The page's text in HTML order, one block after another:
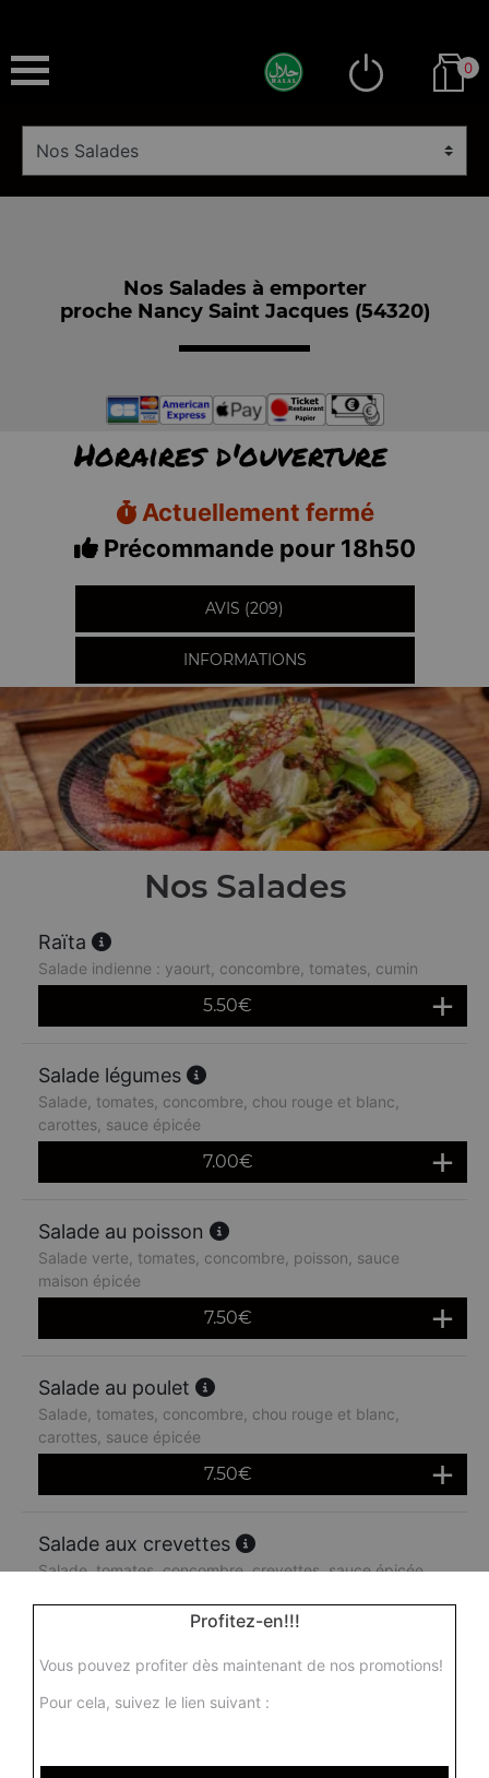
0
Nos Salades à emporter
proche Nancy Saint Jacques (54320)
Horaires d'ouverture
Actuellement fermé
Précommande pour 18h50
AVIS (209)
INFORMATIONS
Nos Salades
Raïta
Salade indienne : yaourt, concombre, tomates, cumin
5.50€
Salade légumes
Salade, tomates, concombre, chou rouge et blanc,
carottes, sauce épicée
7.00€
Salade au poisson
Salade verte, tomates, concombre, poisson, sauce
maison épicée
7.50€
Salade au poulet
Salade, tomates, concombre, chou rouge et blanc,
carottes, sauce épicée
7.50€
Salade aux crevettes
Salade, tomates, concombre, crevettes, sauce épicée
9.00€
Profitez-en!!!
Vous pouvez profiter dès maintenant de nos promotions!
Pour cela, suivez le lien suivant :